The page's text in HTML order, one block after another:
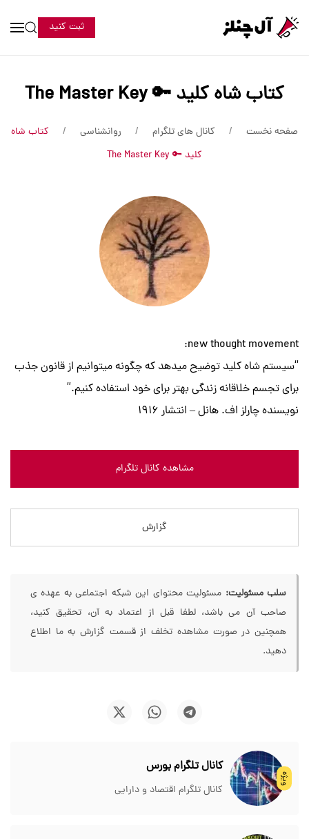
ثبت کنید
کتاب شاه کلید 🔑 The Master Key
صفحه نخست کانال های تلگرام روانشناسی
کتاب شاه
کلید 🔑 The Master Key
new thought movement:
“سیستم شاه کلید توضیح میدهد که چگونه میتوانیم از قانون جذب
برای تجسم خلاقانه زندگی بهتر برای خود استفاده کنیم.”
نویسنده چارلز اف. هانل – انتشار 1916
مشاهده کانال تلگرام
گزارش
سلب مسئولیت: مسئولیت محتوای این شبکه اجتماعی به عهده ی
صاحب آن می باشد، لطفا قبل از اعتماد به آن، تحقیق کنید،
همچنین در صورت مشاهده تخلف از قسمت گزارش به ما اطلاع
دهید.
ویژه
کانال تلگرام بورس
کانال تلگرام اقتصاد و دارایی